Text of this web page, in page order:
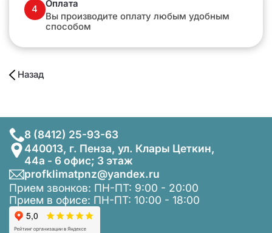
4
Оплата
Вы производите оплату любым удобным
способом
Назад
8 (8412) 25-93-63
440013, г. Пенза, ул. Клары Цеткин,
44а - 6 офис; 3 этаж
profklimatpnz@yandex.ru
Прием звонков: ПН-ПТ: 9:00 - 20:00
Прием в офисе: ПН-ПТ: 10:00 - 18:00